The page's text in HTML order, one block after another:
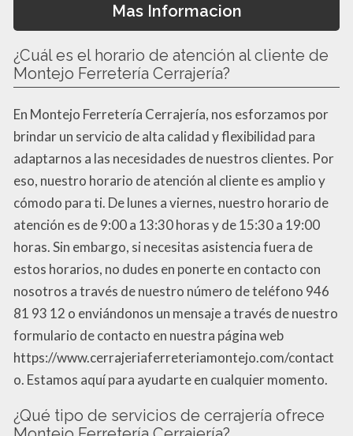
Mas Informacion
¿Cuál es el horario de atención al cliente de
Montejo Ferretería Cerrajería?
En Montejo Ferretería Cerrajería, nos esforzamos por
brindar un servicio de alta calidad y flexibilidad para
adaptarnos a las necesidades de nuestros clientes. Por
eso, nuestro horario de atención al cliente es amplio y
cómodo para ti. De lunes a viernes, nuestro horario de
atención es de 9:00 a 13:30 horas y de 15:30 a 19:00
horas. Sin embargo, si necesitas asistencia fuera de
estos horarios, no dudes en ponerte en contacto con
nosotros a través de nuestro número de teléfono 946
81 93 12 o enviándonos un mensaje a través de nuestro
formulario de contacto en nuestra página web
https://www.cerrajeriaferreteriamontejo.com/contact
o. Estamos aquí para ayudarte en cualquier momento.
¿Qué tipo de servicios de cerrajería ofrece